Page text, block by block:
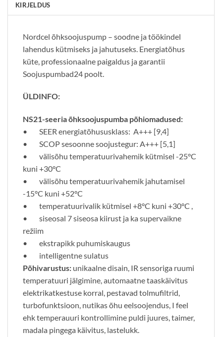
KIRJELDUS
Nordcel õhksoojuspump – soodne ja töökindel
lahendus kütmiseks ja jahutuseks. Energiatõhus
küte, professionaalne paigaldus ja garantii
Soojuspumbad24 poolt.
ÜLDINFO:
NS21-seeria õhksoojuspumba põhiomadused:
• SEER energiatõhususklass: A+++ [9,4]
• SCOP sesoonne soojustegur: A+++ [5,1]
• välisõhu temperatuurivahemik kütmisel -25°C
kuni +30°C
• välisõhu temperatuurivahemik jahutamisel
-15°C kuni +52°C
• temperatuurivalik kütmisel +8°C kuni +30°C ,
• siseosal 7 siseosa kiirust ja ka supervaikne
režiim
• ekstrapikk puhumiskaugus
• intelligentne sulatus
Põhivarustus: unikaalne disain, IR sensoriga ruumi
temperatuuri jälgimine, automaatne taaskäivitus
elektrikatkestuse korral, pestavad tolmufiltrid,
turbofunktsioon, nutikas õhu eelsoojendus, I feel
ehk temperauuri kontrollimine puldi juures, taimer,
madala pingega käivitus, lastelukk.